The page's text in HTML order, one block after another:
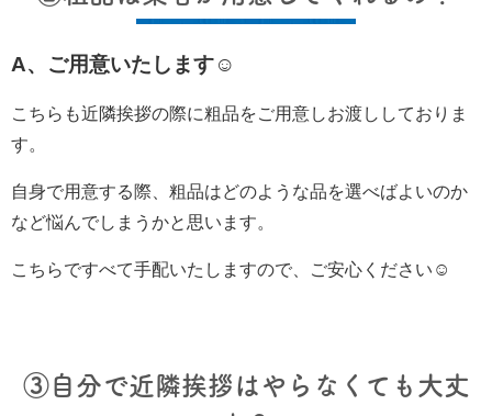
A、ご用意いたします☺
こちらも近隣挨拶の際に粗品をご用意しお渡ししておりま
す。
自身で用意する際、粗品はどのような品を選べばよいのか
など悩んでしまうかと思います。
こちらですべて手配いたしますので、ご安心ください☺
③自分で近隣挨拶はやらなくても大丈